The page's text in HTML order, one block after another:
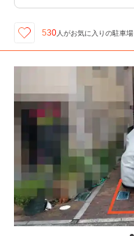
530 人がお気に入りの駐車場